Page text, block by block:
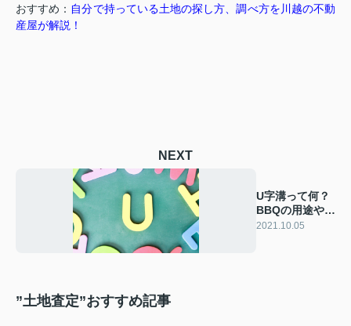
おすすめ： 自分で持っている土地の探し方、調べ方を川越の不動
産屋が解説！
NEXT
U字溝って何？
BBQの用途やL
字溝との違いを
2021.10.05
”土地査定”おすすめ記事